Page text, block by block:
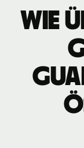
Wie